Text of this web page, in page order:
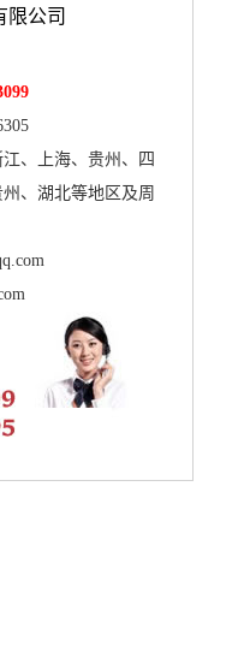
限公司
、上海、贵州、四
、湖北等地区及周